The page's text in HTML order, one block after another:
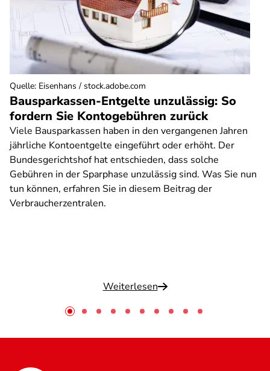
Bausparkassen-Entgelte unzulässig: So
fordern Sie Kontogebühren zurück
Viele Bausparkassen haben in den vergangenen Jahren
jährliche Kontoentgelte eingeführt oder erhöht. Der
Bundesgerichtshof hat entschieden, dass solche
Gebühren in der Sparphase unzulässig sind. Was Sie nun
tun können, erfahren Sie in diesem Beitrag der
Verbraucherzentralen.
Weiterlesen
Quelle: Eisenhans / stock.adobe.com